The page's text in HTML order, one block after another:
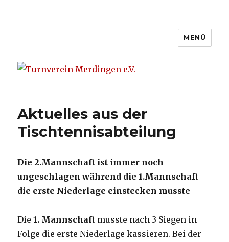
Turnverein Merdingen e.V.
MENÜ
Aktuelles aus der
Tischtennisabteilung
Die 2.Mannschaft ist immer noch
ungeschlagen während die 1.Mannschaft
die erste Niederlage einstecken musste
Die1. Mannschaft musste nach 3 Siegen in
Folge die erste Niederlage kassieren. Bei der